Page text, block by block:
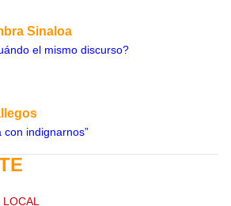
Sinaloa
el mismo discurso?
con indignarnos”
LOCAL